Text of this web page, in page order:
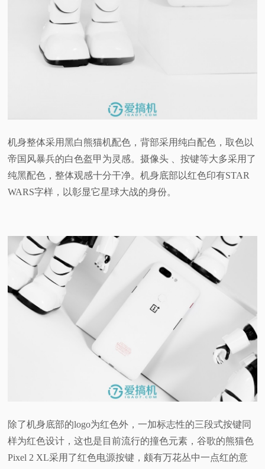
机身整体采用黑白熊猫机配色，背部采用纯白配色，取色以
帝国风暴兵的白色盔甲为灵感。摄像头 、按键等大多采用了
纯黑配色，整体观感十分干净。机身底部以红色印有STAR
WARS字样，以彰显它星球大战的身份。
除了机身底部的logo为红色外，一加标志性的三段式按键同
样为红色设计，这也是目前流行的撞色元素，谷歌的熊猫色
Pixel 2 XL采用了红色电源按键，颇有万花丛中一点红的意